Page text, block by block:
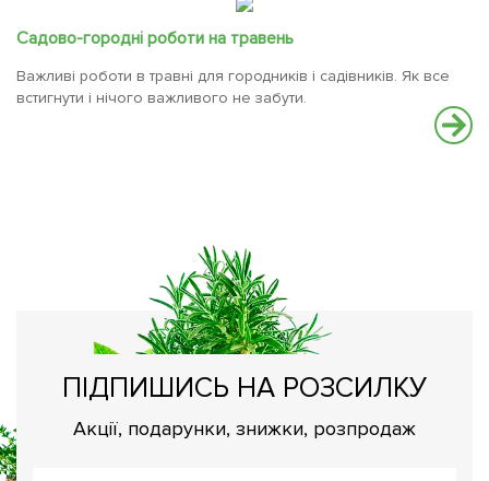
Садово-городні роботи на травень
Важливі роботи в травні для городників і садівників. Як все
встигнути і нічого важливого не забути.
ПІДПИШИСЬ НА РОЗСИЛКУ
Акції, подарунки, знижки, розпродаж